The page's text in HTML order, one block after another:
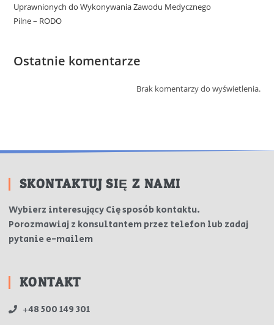
Uprawnionych do Wykonywania Zawodu Medycznego
Pilne – RODO
Ostatnie komentarze
Brak komentarzy do wyświetlenia.
SKONTAKTUJ SIĘ Z NAMI
Wybierz interesujący Cię sposób kontaktu.
Porozmawiaj z konsultantem przez telefon lub zadaj
pytanie e-mailem
KONTAKT
+48 500 149 301